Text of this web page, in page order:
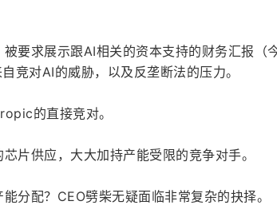
要求展示跟AI相关的资本支持的财务汇报（
竞对AI的威胁，以及反垄断法的压力。
的直接竞对。
片供应，大大加持产能受限的竞争对手。
分配？CEO劈柴无疑面临非常复杂的抉择。